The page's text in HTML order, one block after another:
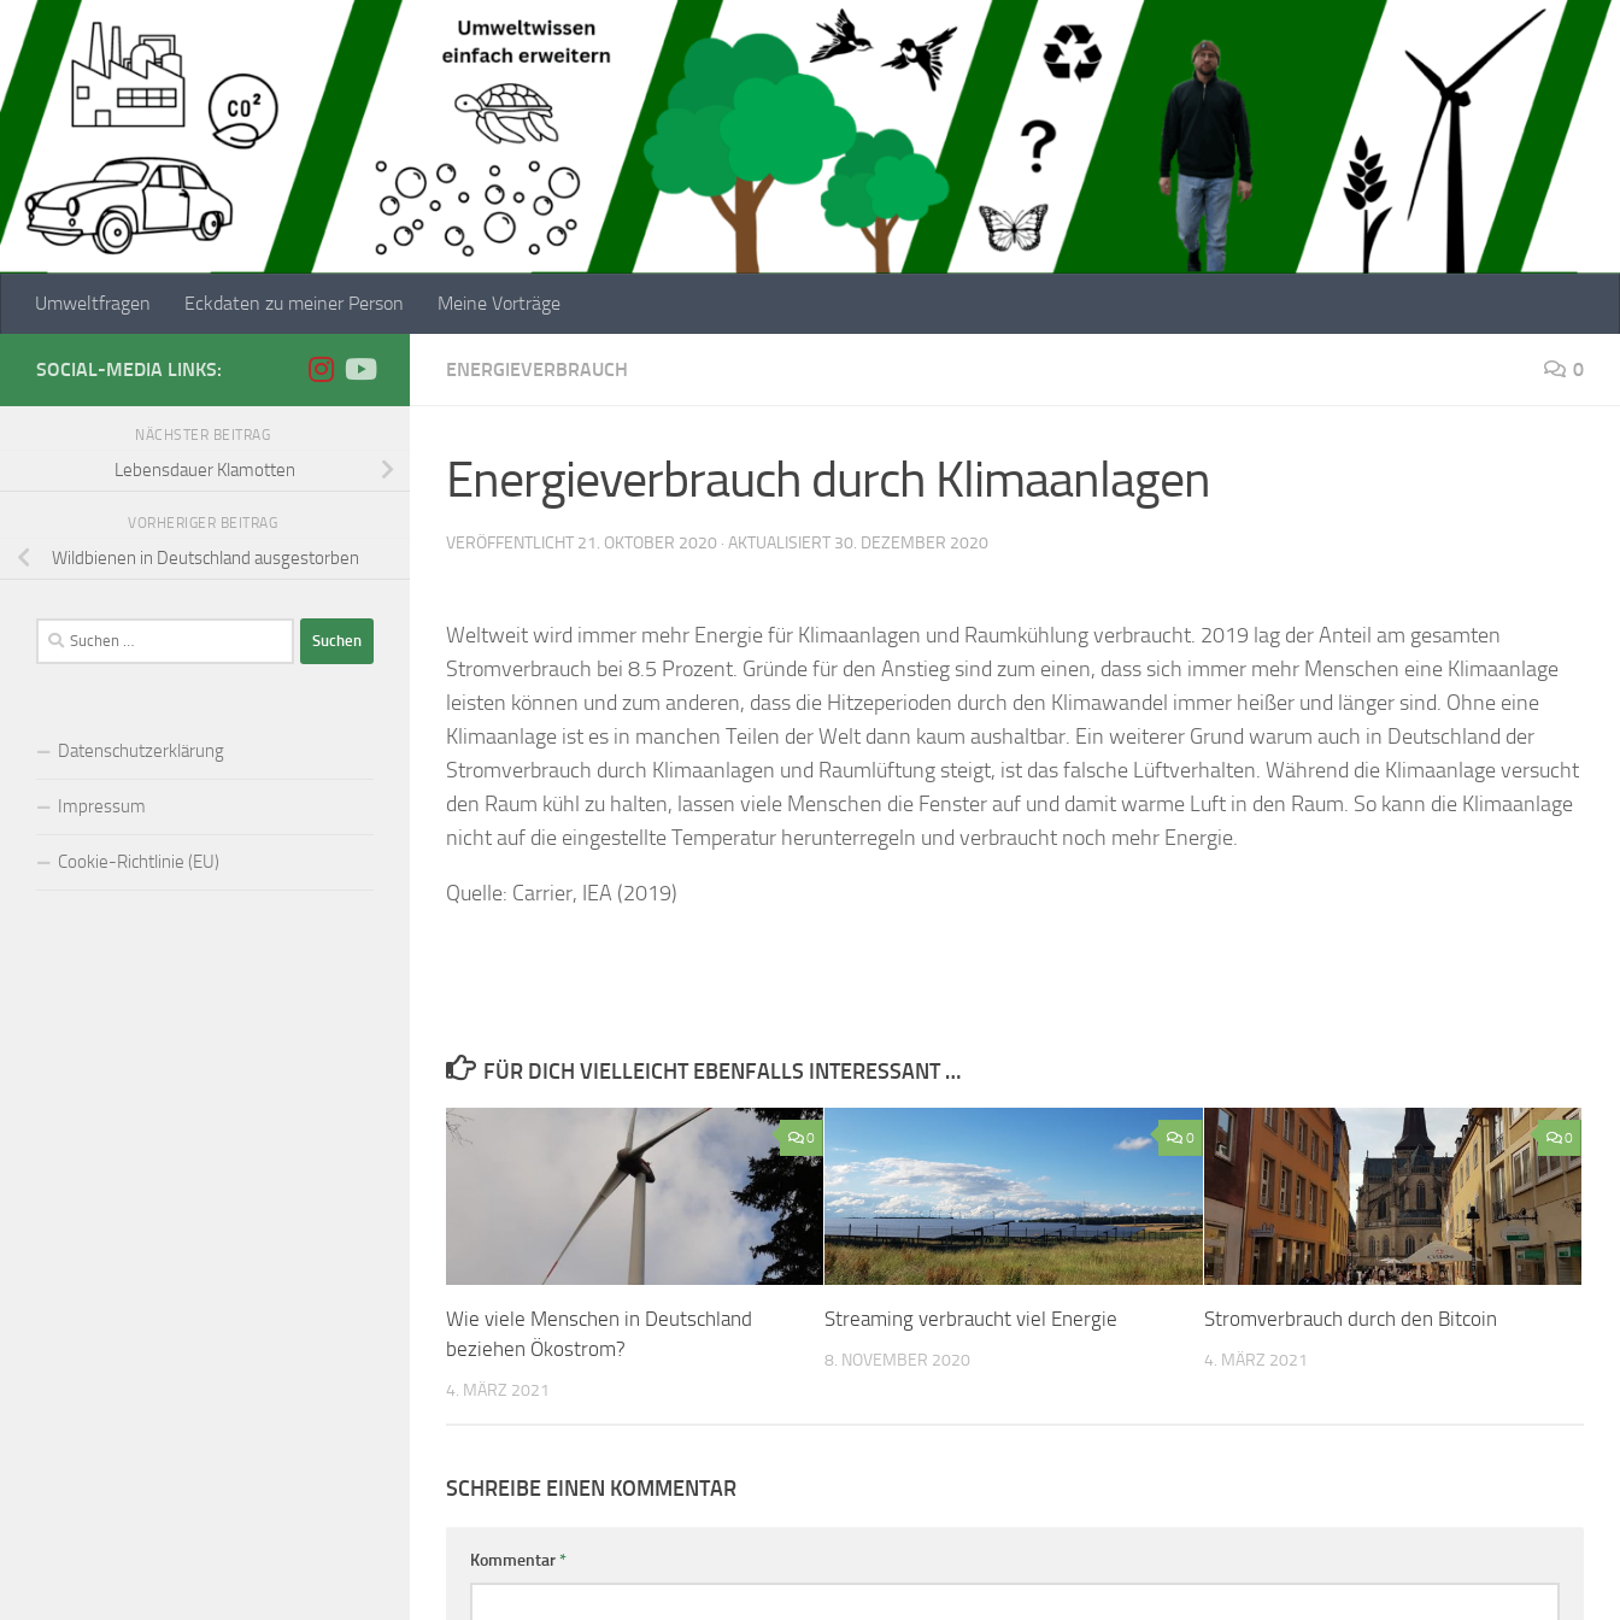
Zum Inhalt springen
Umweltfragen Eckdaten zu meiner Person Meine Vorträge
ENERGIEVERBRAUCH 0
Energieverbrauch durch Klimaanlagen
VERÖFFENTLICHT 21. OKTOBER 2020 · AKTUALISIERT 30. DEZEMBER 2020
Weltweit wird immer mehr Energie für Klimaanlagen und Raumkühlung verbraucht. 2019 lag der Anteil am gesamten
Stromverbrauch bei 8.5 Prozent. Gründe für den Anstieg sind zum einen, dass sich immer mehr Menschen eine Klimaanlage
leisten können und zum anderen, dass die Hitzeperioden durch den Klimawandel immer heißer und länger sind. Ohne eine
Klimaanlage ist es in manchen Teilen der Welt dann kaum aushaltbar. Ein weiterer Grund warum auch in Deutschland der
Stromverbrauch durch Klimaanlagen und Raumlüftung steigt, ist das falsche Lüftverhalten. Während die Klimaanlage versucht
den Raum kühl zu halten, lassen viele Menschen die Fenster auf und damit warme Luft in den Raum. So kann die Klimaanlage
nicht auf die eingestellte Temperatur herunterregeln und verbraucht noch mehr Energie.
Quelle: Carrier, IEA (2019)
FÜR DICH VIELLEICHT EBENFALLS INTERESSANT …
0
Wie viele Menschen in Deutschland
beziehen Ökostrom?
4. MÄRZ 2021
0
Streaming verbraucht viel Energie
8. NOVEMBER 2020
0
Stromverbrauch durch den Bitcoin
4. MÄRZ 2021
SCHREIBE EINEN KOMMENTAR
Kommentar*
SOCIAL-MEDIA LINKS:
NÄCHSTER BEITRAG
Lebensdauer Klamotten
VORHERIGER BEITRAG
Wildbienen in Deutschland ausgestorben
Suchen
nach:
Datenschutzerklärung
Impressum
Cookie-Richtlinie (EU)